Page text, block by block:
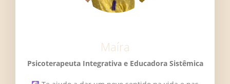
Maíra
Psicoterapeuta Integrativa e Educadora Sistêmica